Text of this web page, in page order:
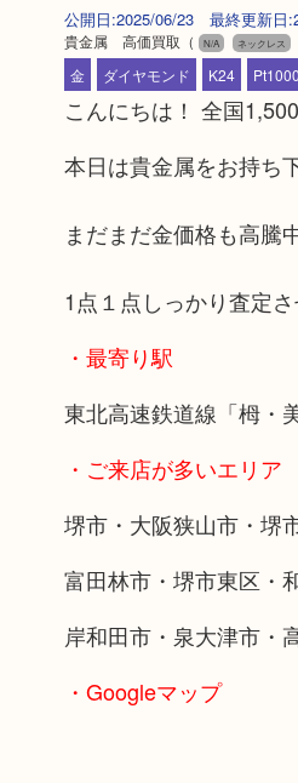
公開日:2025/06/23 最終更新日
貴金属 高価買取 （ N/A ネックレス
金
ダイヤモンド K24 Pt1000
こんにちは！ 全国
本日は貴金属をお持ち
まだまだ金価格も高騰
1点１点しっかり査定
・最寄り駅
東北高速鉄道線「栂・
・ご来店が多いエリア
堺市・大阪狭山市・堺
富田林市・堺市東区・
岸和田市・泉大津市・
・Googleマップ